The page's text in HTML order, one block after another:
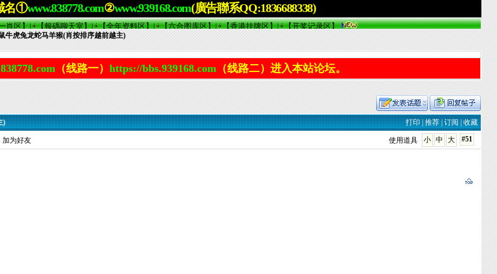
牛虎兔龙蛇马羊猴(肖按排序越前越主)
（线路一） https://bbs.939168.com（线路二）进入本站论坛。
打印
推荐| 订阅 收藏
)
#51
大
中
小
使用道具
加为好友